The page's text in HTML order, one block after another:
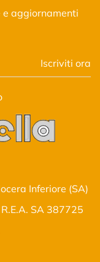
Inferiore (SA)
SA 387725
e aggiornamenti
Iscriviti ora